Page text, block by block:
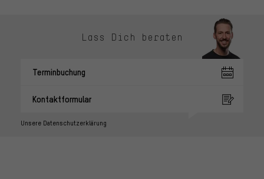
Lass Dich beraten
Terminbuchung
Kontaktformular
Unsere Datenschutzerklärung